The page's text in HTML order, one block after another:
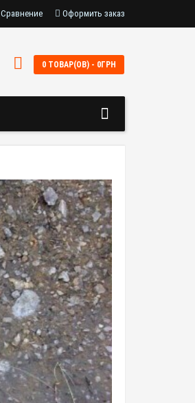
Сравнение Оформить заказ
0 ТОВАР(ОВ) - 0ГРН